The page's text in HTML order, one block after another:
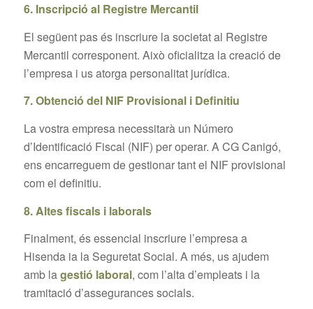
6. Inscripció al Registre Mercantil
El següent pas és inscriure la societat al Registre
Mercantil corresponent. Això oficialitza la creació de
l’empresa i us atorga personalitat jurídica.
7. Obtenció del NIF Provisional i Definitiu
La vostra empresa necessitarà un Número
d’Identificació Fiscal (NIF) per operar. A CG Canigó,
ens encarreguem de gestionar tant el NIF provisional
com el definitiu.
8. Altes fiscals i laborals
Finalment, és essencial inscriure l’empresa a
Hisenda ia la Seguretat Social. A més, us ajudem
amb lagestió laboral, com l’alta d’empleats i la
tramitació d’assegurances socials.